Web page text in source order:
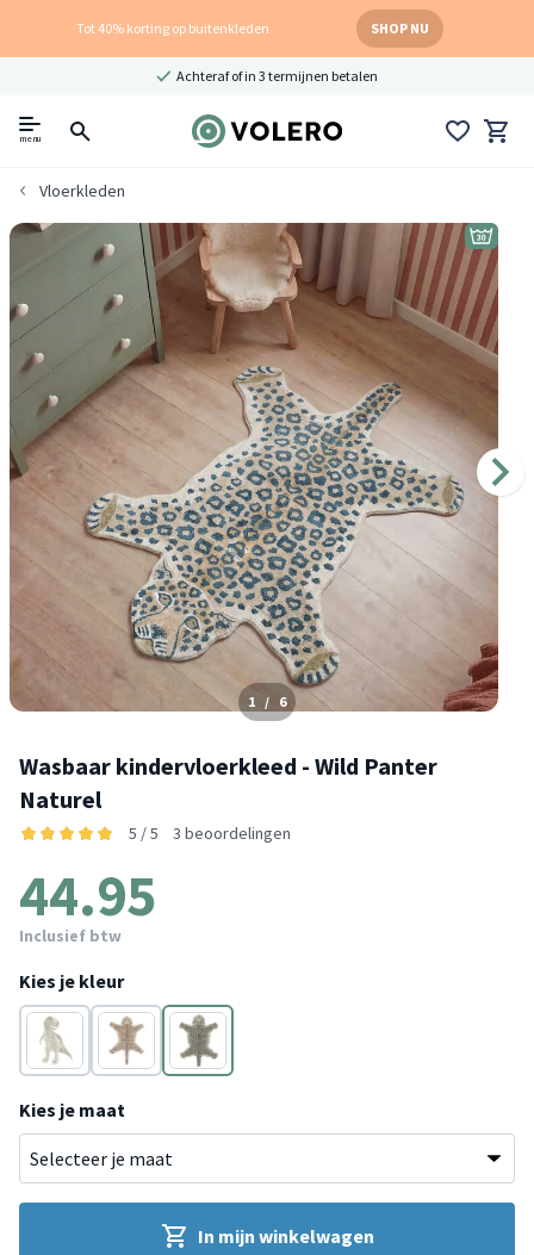
Tot 40% korting op buitenkleden SHOP NU
Achteraf of in 3 termijnen betalen
menu
Vloerkleden
1 / 6
Wasbaar kindervloerkleed - Wild Panter
Naturel
5 / 5 3 beoordelingen
44.95
Inclusief btw
Kies je kleur
Grijs Bruin
Multicolor
Kies je maat
In mijn winkelwagen